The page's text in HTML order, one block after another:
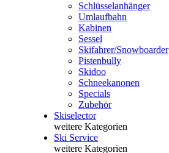
Schlüsselanhänger
Umlaufbahn
Kabinen
Sessel
Skifahrer/Snowboarder
Pistenbully
Skidoo
Schneekanonen
Specials
Zubehör
Skiselector
weitere Kategorien
Ski Service
weitere Kategorien